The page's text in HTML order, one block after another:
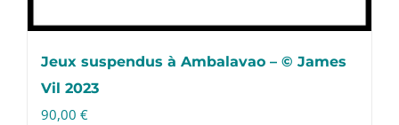
Jeux suspendus à Ambalavao – © James
Vil 2023
90,00 €